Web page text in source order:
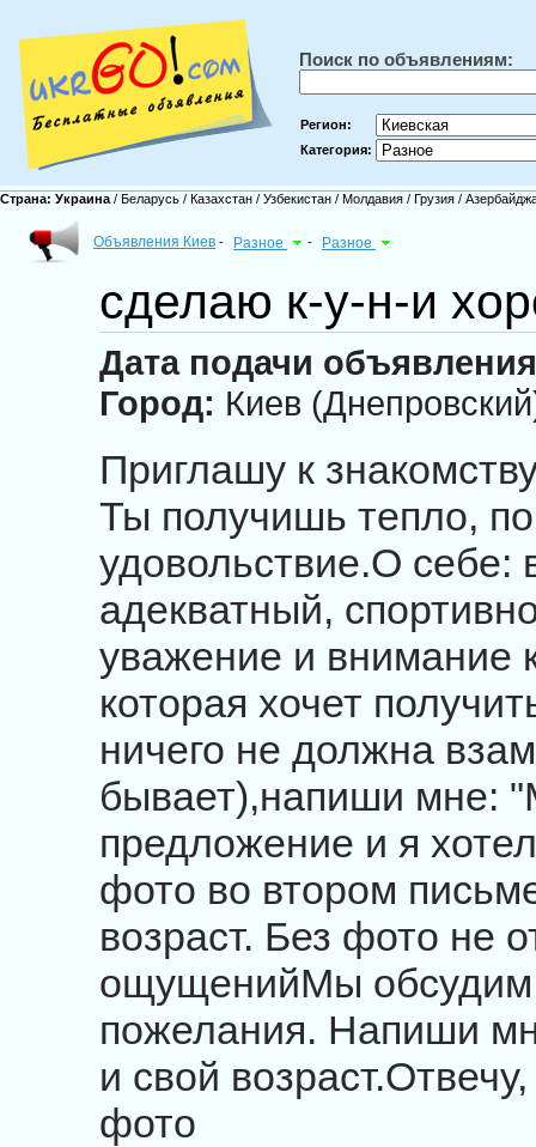
Поиск по объявлениям:
Регион:
Категория:
Страна: Украина / Беларусь / Казахстан / Узбекистан / Молдавия / Грузия /
Объявления Киев - Разное - Разное
сделаю к-у-н-и
Дата подачи
Город: Киев
Приглашу к
Ты получишь тепло,
удовольствие.О себе:
адекватный,
уважение и внимание
которая хочет
ничего не должна
бывает),напиши мне:
предложение и я
фото во втором
возраст. Без фото не
ощущенийМы обсудим
пожелания. Напиши
и свой
фото